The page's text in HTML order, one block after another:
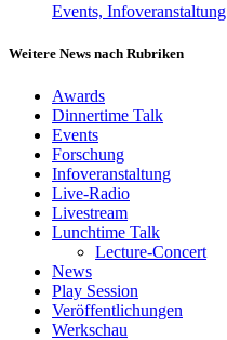
Events, Infoveranstaltung
Weitere News nach Rubriken
Awards
Dinnertime Talk
Events
Forschung
Infoveranstaltung
Live-Radio
Livestream
Lunchtime Talk
Lecture-Concert
News
Play Session
Veröffentlichungen
Werkschau